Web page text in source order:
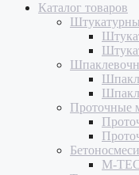
Каталог товаров
Проточные
M-